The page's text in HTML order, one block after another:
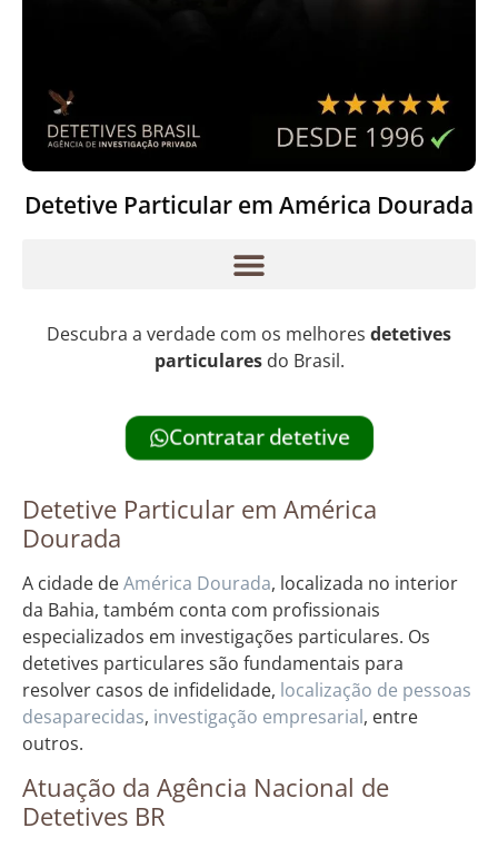
Detetive Particular em América Dourada
Descubra a verdade com os melhores detetives
particularesdo Brasil.
Contratar detetive
Detetive Particular em América
Dourada
A cidade deAmérica Dourada, localizada no interior
da Bahia, também conta com profissionais
especializados em investigações particulares. Os
detetives particulares são fundamentais para
resolver casos de infidelidade, localização de pessoas
desaparecidas, investigação empresarial, entre
outros.
Atuação da Agência Nacional de
Detetives BR